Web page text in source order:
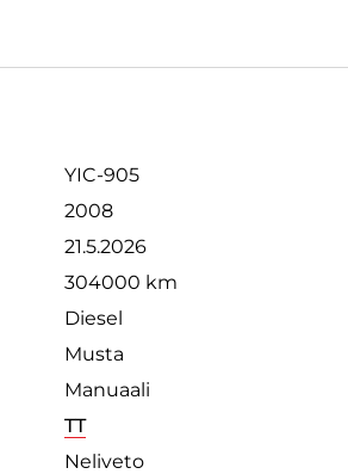
YIC-905
2008
21.5.2026
304000 km
Diesel
Musta
Manuaali
TT
Neliveto